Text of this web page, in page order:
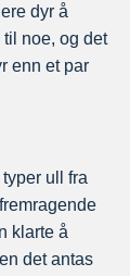
dyr å
noe, og det
enn et par
ull fra
klarte å
det antas